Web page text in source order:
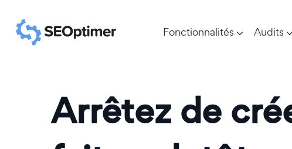
Fonctionnalités Audits
Arrêtez de